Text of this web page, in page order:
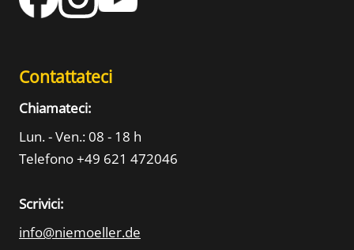
Contattateci
Chiamateci:
Lun. - Ven.: 08 - 18 h
Telefono +49 621 472046
Scrivici:
info@niemoeller.de